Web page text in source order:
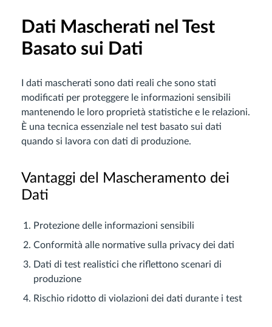
Dati Mascherati nel Test
Basato sui Dati
I dati mascherati sono dati reali che sono stati
modificati per proteggere le informazioni sensibili
mantenendo le loro proprietà statistiche e le relazioni.
È una tecnica essenziale nel test basato sui dati
quando si lavora con dati di produzione.
Vantaggi del Mascheramento dei
Dati
Protezione delle informazioni sensibili
Conformità alle normative sulla privacy dei dati
Dati di test realistici che riflettono scenari di
produzione
Rischio ridotto di violazioni dei dati durante i test